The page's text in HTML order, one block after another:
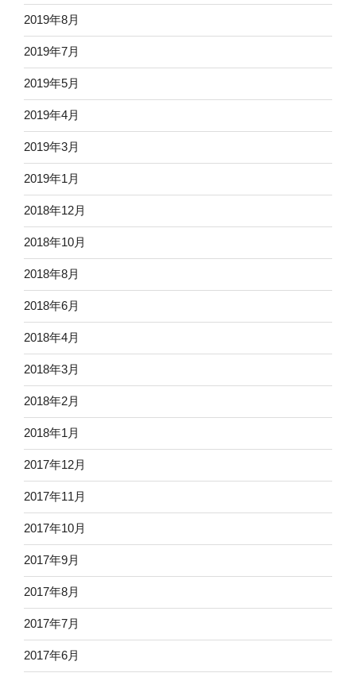
2019年8月
2019年7月
2019年5月
2019年4月
2019年3月
2019年1月
2018年12月
2018年10月
2018年8月
2018年6月
2018年4月
2018年3月
2018年2月
2018年1月
2017年12月
2017年11月
2017年10月
2017年9月
2017年8月
2017年7月
2017年6月